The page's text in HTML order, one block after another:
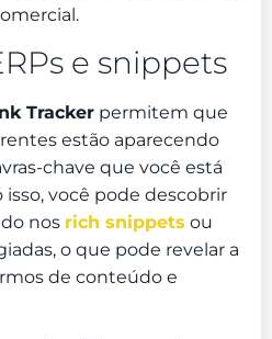
e snippets
Tracker permitem que
estão aparecendo
chave que você está
isso, você pode descobrir
nos rich snippets ou
o que pode revelar a
de conteúdo e